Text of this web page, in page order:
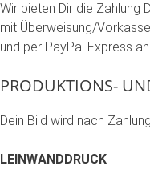
Wir bieten Dir die Zahlung
mit Überweisung/Vorkasse
und per PayPal Express an.
PRODUKTIONS-
Dein Bild wird nach
LEINWANDDRUCK